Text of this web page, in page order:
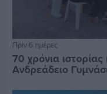
Πριν 6 ημέρες
70 χρόνια
Ανδρεάδειο